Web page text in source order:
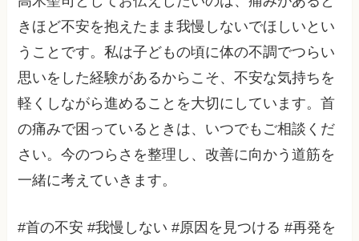
きほど不安を抱えたまま我慢しないでほしいとい
うことです。私は子どもの頃に体の不調でつらい
思いをした経験があるからこそ、不安な気持ちを
軽くしながら進めることを大切にしています。首
の痛みで困っているときは、いつでもご相談くだ
さい。今のつらさを整理し、改善に向かう道筋を
一緒に考えていきます。
#首の不安 #我慢しない #原因を見つける #再発を